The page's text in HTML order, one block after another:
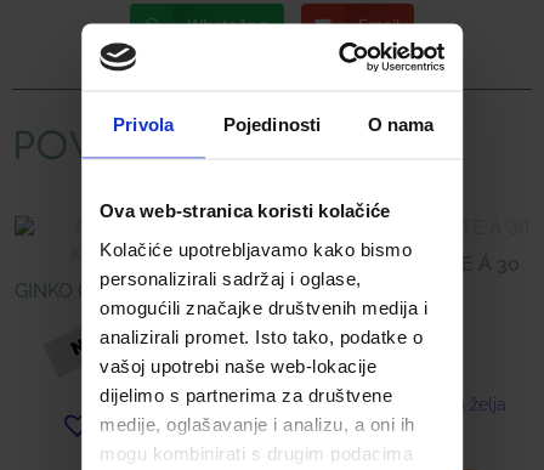
Privola Pojedinosti O nama
Ova web-stranica koristi kolačiće
Kolačiće upotrebljavamo kako bismo
personalizirali sadržaj i oglase,
omogućili značajke društvenih medija i
analizirali promet. Isto tako, podatke o
vašoj upotrebi naše web-lokacije
dijelimo s partnerima za društvene
medije, oglašavanje i analizu, a oni ih
mogu kombinirati s drugim podacima
WhatsApp Email
POVEZANI PROIZVODI
GINKO OMEGA KAPSULE Á
30
14,10 €
Dodaj u listu želja
DIGESTIN TABLETE Á 30
12,00 €
Dodaj u listu želja